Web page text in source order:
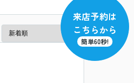
来店予約は
こちらから
簡単60秒!